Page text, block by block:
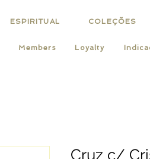
ESPIRITUAL COLEÇÕES
Members Loyalty
Cruz c/